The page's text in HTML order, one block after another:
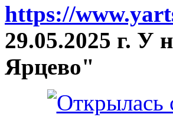
https://
29.05.2025 г. У
Ярцево"